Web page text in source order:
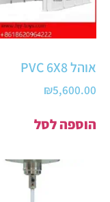
אוהל PVC 6X8
₪5,600.00
הוספה לסל